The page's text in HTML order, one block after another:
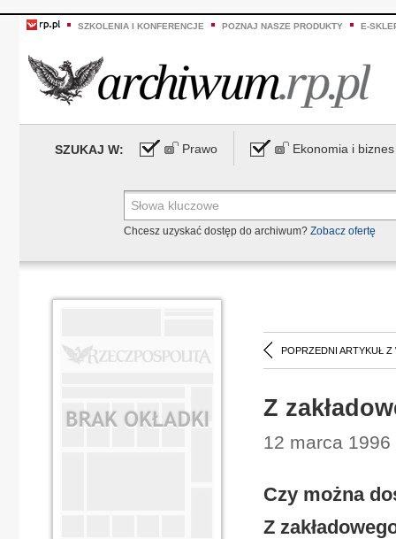
SZKOLENIA I KONFERENCJE POZNAJ NASZE PRODUKTY E-
SZUKAJ W: Prawo Ekonomia i biznes
Chcesz uzyskać dostęp do archiwum? Zobacz ofertę
POPRZEDNI ARTYKUŁ Z
Z
12 marca 1996
Czy można
Z